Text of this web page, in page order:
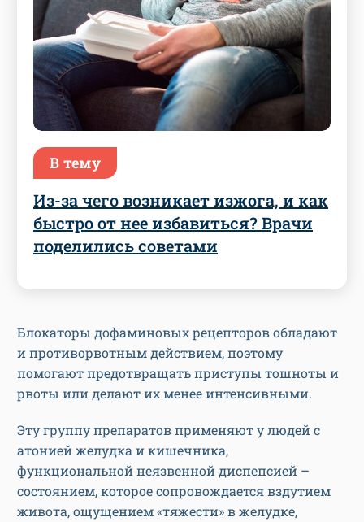
В тему
Из-за чего возникает изжога, и как
быстро от нее избавиться? Врачи
поделились советами
Блокаторы дофаминовых рецепторов обладают
и противорвотным действием, поэтому
помогают предотвращать приступы тошноты и
рвоты или делают их менее интенсивными.
Эту группу препаратов применяют у людей с
атонией желудка и кишечника,
функциональной неязвенной диспепсией –
состоянием, которое сопровождается вздутием
живота, ощущением «тяжести» в желудке,